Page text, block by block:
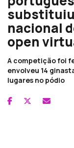
nacional
open
A competição foi
envolveu 14
lugares no pódio